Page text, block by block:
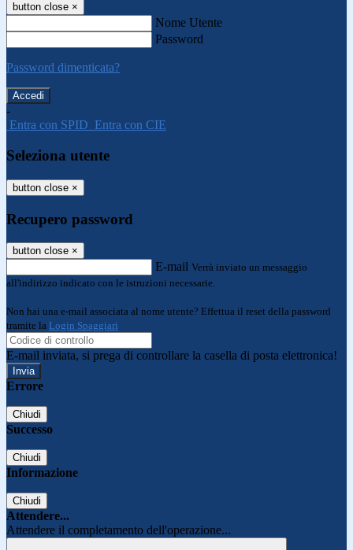
button close ×
Nome Utente
Password
Password dimenticata?
-
Entra con SPID Entra con CIE
Seleziona utente
button close ×
Recupero password
button close ×
E-mail Verrà inviato un messaggio
all'indirizzo indicato con le istruzioni necessarie.
Non hai una e-mail associata al nome utente? Effettua il reset della password
tramite la Login Spaggiari
E-mail inviata, si prega di controllare la casella di posta elettronica!
Errore
Chiudi
Successo
Chiudi
Informazione
Chiudi
Attendere...
Attendere il completamento dell'operazione...